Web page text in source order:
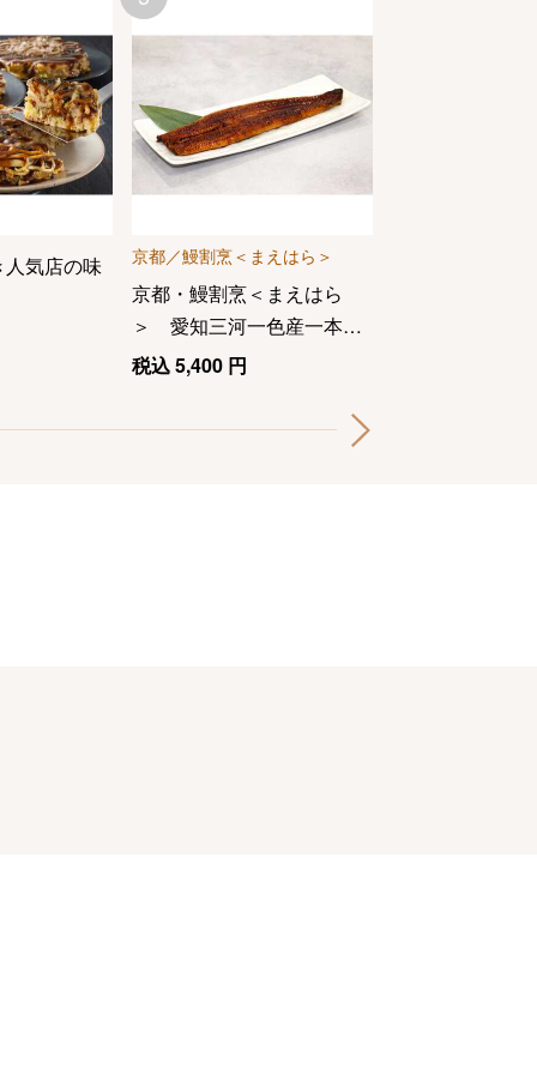
気店の味
京都／鰻割烹＜まえはら＞
京都・鰻割烹＜まえはら
＞ 愛知三河一色産一本う
なぎ蒲焼
税込5,400 円